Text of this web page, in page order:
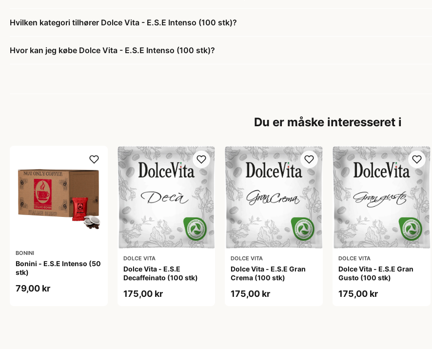
Hvilken kategori tilhører Dolce Vita - E.S.E Intenso (100 stk)?
Hvor kan jeg købe Dolce Vita - E.S.E Intenso (100 stk)?
Du er måske interesseret i
BONINI
Bonini - E.S.E Intenso (50
stk)
79,00 kr
DOLCE VITA
Dolce Vita - E.S.E
Decaffeinato (100 stk)
175,00 kr
DOLCE VITA
Dolce Vita - E.S.E Gran
Crema (100 stk)
175,00 kr
DOLCE VITA
Dolce Vita - E.S.E Gran
Gusto (100 stk)
175,00 kr